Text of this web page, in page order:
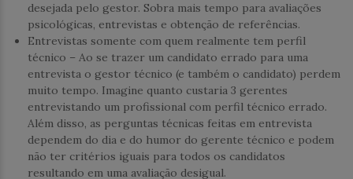
desejada pelo gestor. Sobra mais tempo para avaliações
psicológicas, entrevistas e obtenção de referências.
Entrevistas somente com quem realmente tem perfil
técnico – Ao se trazer um candidato errado para uma
entrevista o gestor técnico (e também o candidato) perdem
muito tempo. Imagine quanto custaria 3 gerentes
entrevistando um profissional com perfil técnico errado.
Além disso, as perguntas técnicas feitas em entrevista
dependem do dia e do humor do gerente técnico e podem
não ter critérios iguais para todos os candidatos
resultando em uma avaliação desigual.